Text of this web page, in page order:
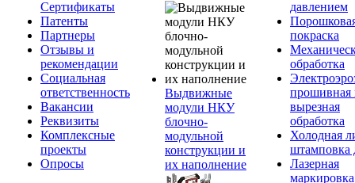
Сертификаты
Патенты
Партнеры
Отзывы и
рекомендации
Социальная
ответственность
Вакансии
Реквизиты
Комплексные
проекты
Опросы
Выдвижные
модули НКУ
блочно-
модульной
конструкции и
их наполнение
давлением
покраска
обработка
прошивная
вырезная
обработка
Холодная
штамповка
Лазерная